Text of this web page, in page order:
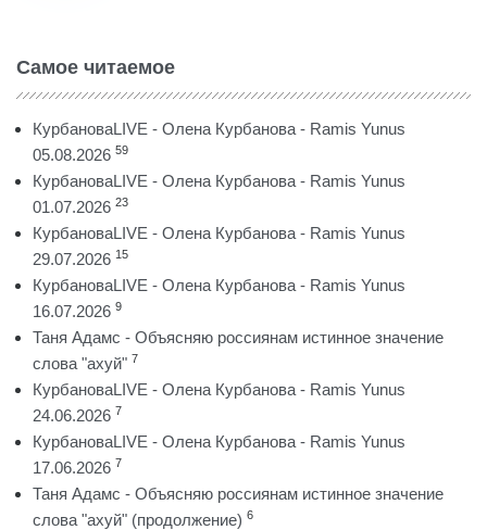
Самое читаемое
КурбановаLIVE - Олена Курбанова - Ramis Yunus
05.08.2026 59
КурбановаLIVE - Олена Курбанова - Ramis Yunus
01.07.2026 23
КурбановаLIVE - Олена Курбанова - Ramis Yunus
29.07.2026 15
КурбановаLIVE - Олена Курбанова - Ramis Yunus
16.07.2026 9
Таня Адамс - Объясняю россиянам истинное значение
слова "ахуй" 7
КурбановаLIVE - Олена Курбанова - Ramis Yunus
24.06.2026 7
КурбановаLIVE - Олена Курбанова - Ramis Yunus
17.06.2026 7
Таня Адамс - Объясняю россиянам истинное значение
слова "ахуй" (продолжение) 6